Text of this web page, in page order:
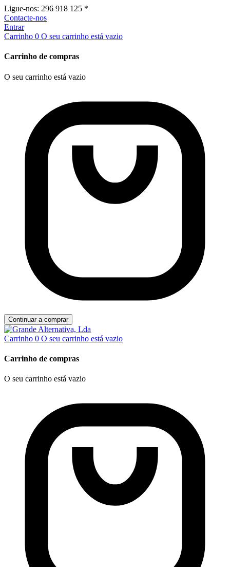
Ligue-nos: 296 918 125 *
Contacte-nos
Entrar
Carrinho 0 O seu carrinho está vazio
Carrinho de compras
O seu carrinho está vazio
Continuar a comprar
Carrinho 0 O seu carrinho está vazio
Carrinho de compras
O seu carrinho está vazio